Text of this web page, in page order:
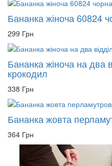
Бананка жіноча 60824
299 Грн
Бананка жіноча на два
крокодил
338 Грн
Бананка жовта
364 Грн